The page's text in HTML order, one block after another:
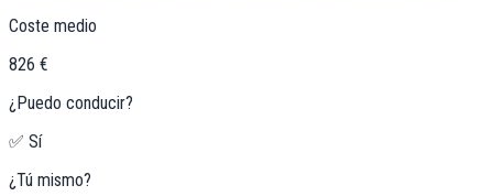
Coste medio
826 €
¿Puedo conducir?
✅ Sí
¿Tú mismo?